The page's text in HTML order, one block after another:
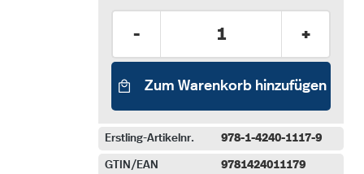
Produkt Anzahl: Gib den
- +
Zum Warenkorb hinzufügen
Erstling-Artikelnr. 978-1-4240-1117-9
GTIN/EAN 9781424011179